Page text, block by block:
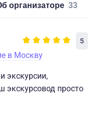
об организаторе 33
5
в Москву
экскурсии,
экскурсовод просто